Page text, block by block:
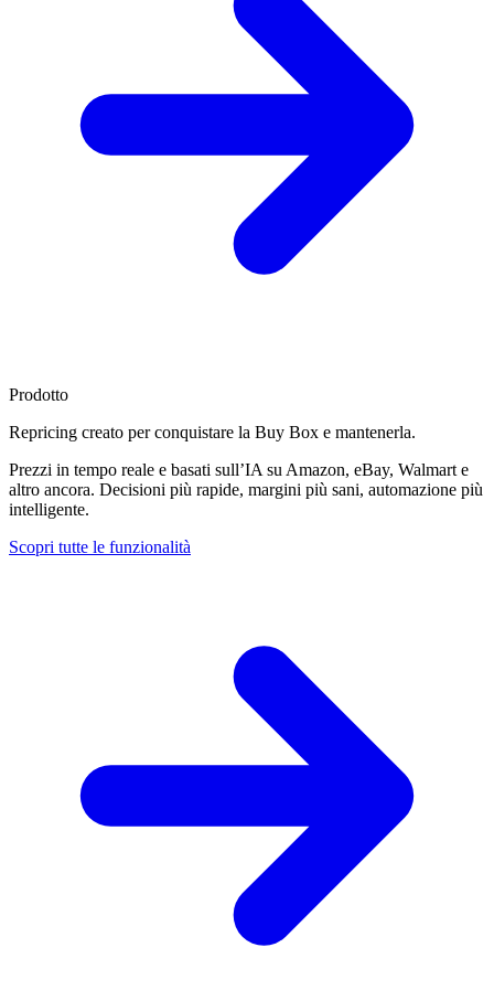
Prodotto
Repricing creato perconquistare la Buy Box e mantenerla.
Prezzi in tempo reale e basati sull’IA su Amazon, eBay, Walmart e
altro ancora. Decisioni più rapide, margini più sani, automazione più
intelligente.
Scopri tutte le funzionalità